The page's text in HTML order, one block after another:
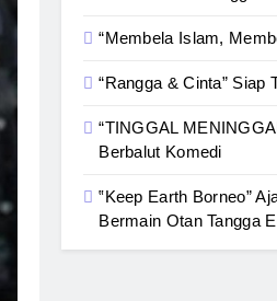
“Membela Islam,
“Rangga & Cinta” Siap
“TINGGAL
Berbalut Komedi
‟Keep Earth Borneo”
Bermain Otan Tangga